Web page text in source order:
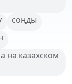
соңды
на казахском